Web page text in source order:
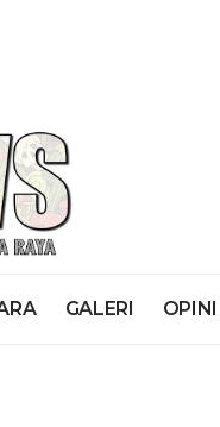
GALERI OPINI